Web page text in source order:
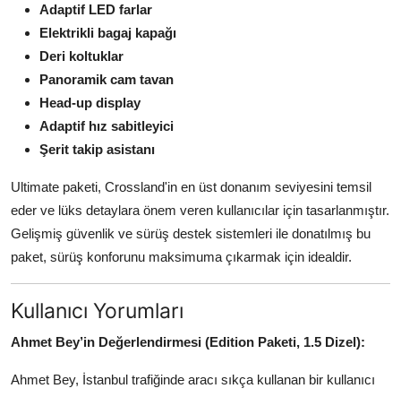
Adaptif LED farlar
Elektrikli bagaj kapağı
Deri koltuklar
Panoramik cam tavan
Head-up display
Adaptif hız sabitleyici
Şerit takip asistanı
Ultimate paketi, Crossland'in en üst donanım seviyesini temsil
eder ve lüks detaylara önem veren kullanıcılar için tasarlanmıştır.
Gelişmiş güvenlik ve sürüş destek sistemleri ile donatılmış bu
paket, sürüş konforunu maksimuma çıkarmak için idealdir.
Kullanıcı Yorumları
Ahmet Bey’in Değerlendirmesi (Edition Paketi, 1.5 Dizel):
Ahmet Bey, İstanbul trafiğinde aracı sıkça kullanan bir kullanıcı